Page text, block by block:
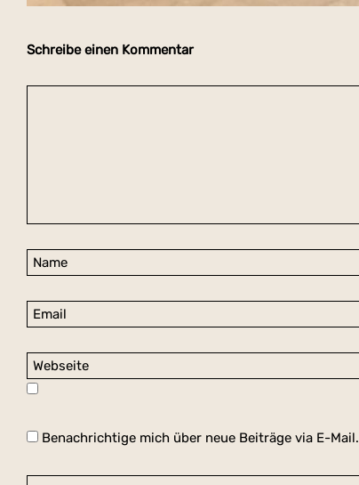
Schreibe einen Kommentar
Benachrichtige mich über neue Beiträge via E-Mail.